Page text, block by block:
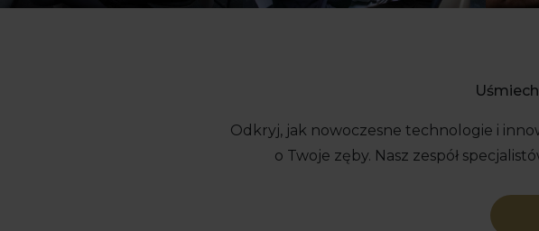
Odkryj, jak nowoczesne technologie i
o Twoje zęby. Nasz zespół